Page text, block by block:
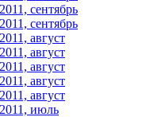
сентябрь
сентябрь
август
август
август
август
август
июль